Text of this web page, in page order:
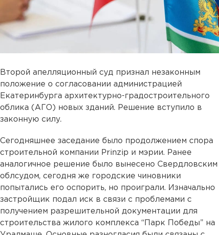
Второй апелляционный суд признал незаконным
положение о согласовании администрацией
Екатеринбурга архитектурно-градостроительного
облика (АГО) новых зданий. Решение вступило в
законную силу.
Сегодняшнее заседание было продолжением спора
строительной компании Prinzip и мэрии. Ранее
аналогичное решение было вынесено Свердловским
облсудом, сегодня же городские чиновники
попытались его оспорить, но проиграли. Изначально
застройщик подал иск в связи с проблемами с
получением разрешительной документации для
строительства жилого комплекса “Парк Победы” на